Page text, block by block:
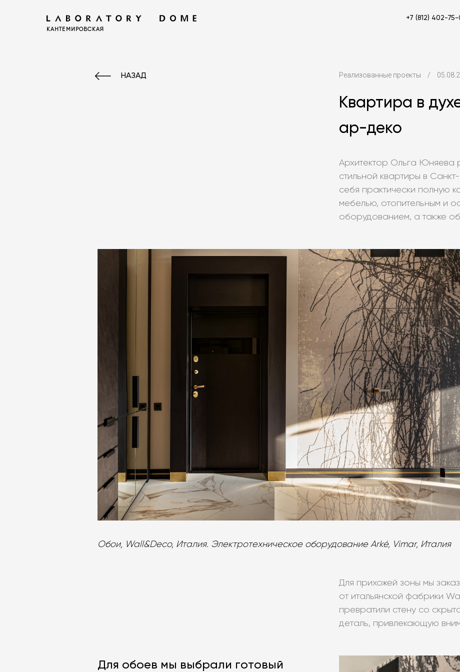
КАНТЕМИРОВСКАЯ
+7 (812) 402-75-
НАЗАД Реализованные проекты /
Квартира в
ар-деко
Архитектор Ольга Юняева
стильной квартиры в
себя практически полную
мебелью, отопительным и
оборудованием, а также
Обои, Wall&Deco, Италия. Электротехническое оборудование Arké, Vimar, Италия
Для прихожей зоны мы
от итальянской фабрики
превратили стену со
деталь, привлекающую
Для обоев мы выбрали готовый